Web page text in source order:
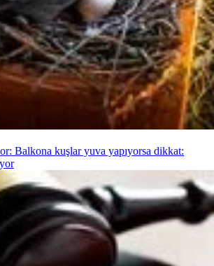
Balkona kuşlar yuva yapıyorsa dikkat: